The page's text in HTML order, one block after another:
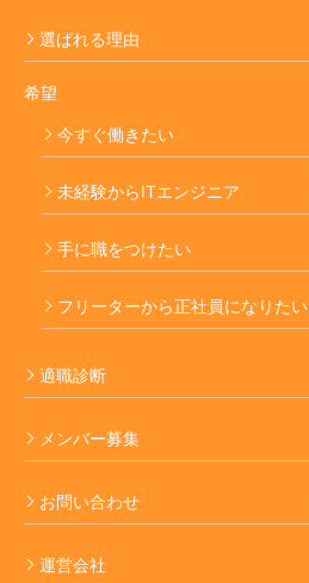
選ばれる理由
希望
今すぐ働きたい
未経験からITエンジニア
手に職をつけたい
フリーターから正社員になりたい
適職診断
メンバー募集
お問い合わせ
運営会社